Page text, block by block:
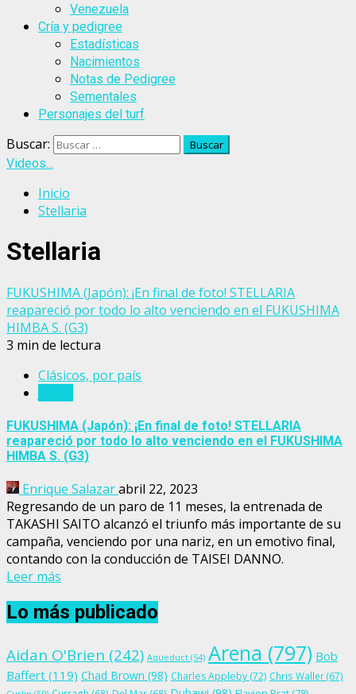
Venezuela
Cría y pedigree
Estadísticas
Nacimientos
Notas de Pedigree
Sementales
Personajes del turf
Buscar:
Videos...
Inicio
Stellaria
Stellaria
FUKUSHIMA (Japón): ¡En final de foto! STELLARIA
reapareció por todo lo alto venciendo en el FUKUSHIMA
HIMBA S. (G3)
3 min de lectura
Clásicos, por país
FUKUSHIMA (Japón): ¡En final de foto! STELLARIA
reapareció por todo lo alto venciendo en el FUKUSHIMA
HIMBA S. (G3)
Enrique Salazarabril 22, 2023
Regresando de un paro de 11 meses, la entrenada de
TAKASHI SAITO alcanzó el triunfo más importante de su
campaña, venciendo por una nariz, en un emotivo final,
contando con la conducción de TAISEI DANNO.
Leer más
Lo más publicado
Aidan O'Brien (242) Aqueduct (54) Arena (797) Bob
Baffert (119) Chad Brown (98) Charles Appleby (72) Chris Waller(67)